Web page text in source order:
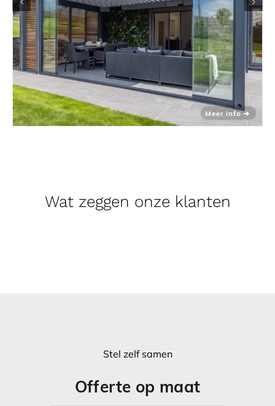
Wat zeggen onze klanten
Stel zelf samen
Offerte op maat